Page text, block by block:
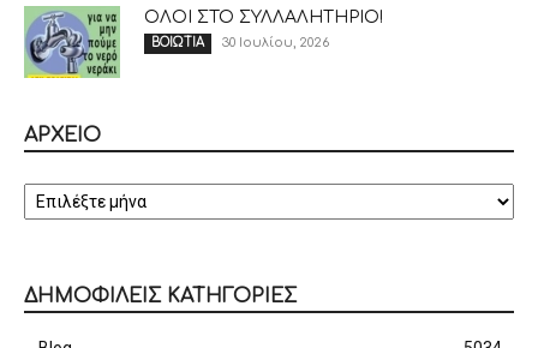
ΟΛΟΙ ΣΤΟ ΣΥΛΛΑΛΗΤΗΡΙΟ!
ΒΟΙΩΤΙΑ 30 Ιουλίου, 2026
ΑΡΧΕΙΟ
ΔΗΜΟΦΙΛΕΙΣ ΚΑΤΗΓΟΡΙΕΣ